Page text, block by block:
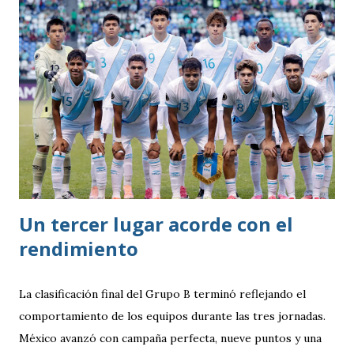
Un tercer lugar acorde con el
rendimiento
La clasificación final del Grupo B terminó reflejando el
comportamiento de los equipos durante las tres jornadas.
México avanzó con campaña perfecta, nueve puntos y una